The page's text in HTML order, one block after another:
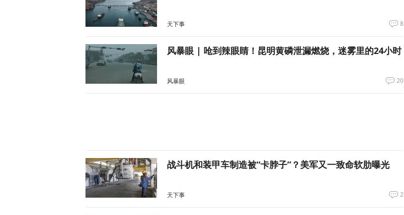
天下事 8
风暴眼 | 呛到辣眼睛！昆明黄磷泄漏燃烧，迷雾里的24小时
风暴眼 20
战斗机和装甲车制造被“卡脖子”？美军又一致命软肋曝光
天下事 2